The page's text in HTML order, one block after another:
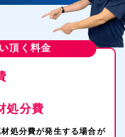
頂く料金
処分費
処分費が発生する場合が